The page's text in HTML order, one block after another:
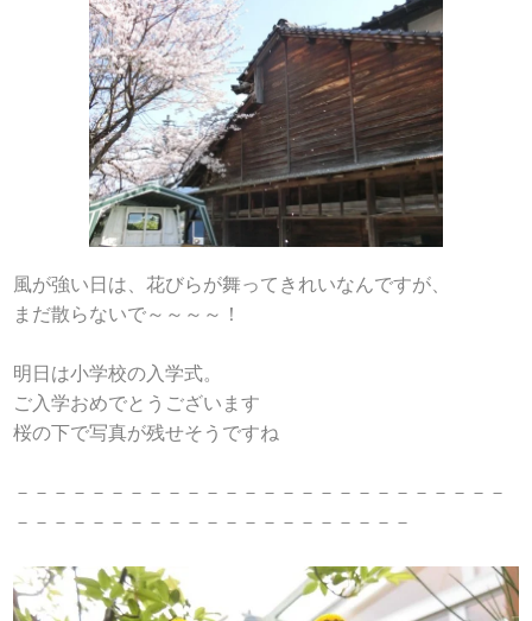
風が強い日は、花びらが舞ってきれいなんですが、
まだ散らないで～～～～！
明日は小学校の入学式。
ご入学おめでとうございます
桜の下で写真が残せそうですね
－－－－－－－－－－－－－－－－－－－－－－－－－－
－－－－－－－－－－－－－－－－－－－－－